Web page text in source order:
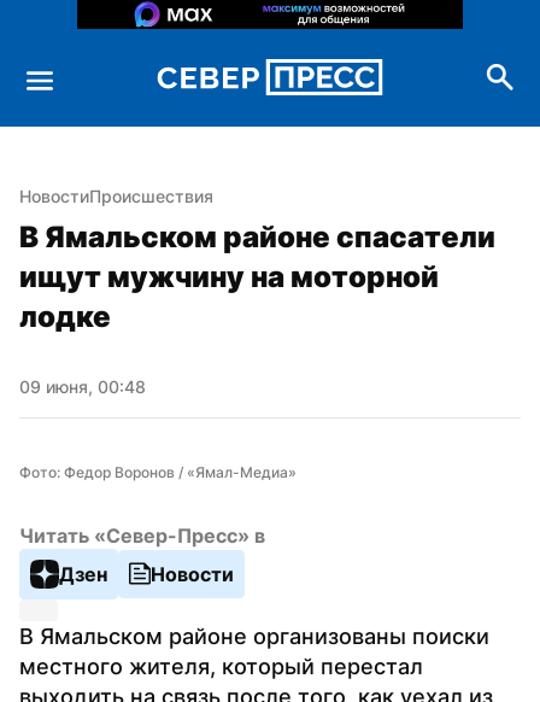
НовостиПроисшествия
В Ямальском районе спасатели
ищут мужчину на моторной
лодке
09 июня, 00:48
Фото: Федор Воронов / «Ямал-Медиа»
Читать «Север-Пресс» в
Дзен
Новости
В Ямальском районе организованы поиски
местного жителя, который перестал
выходить на связь после того, как уехал из